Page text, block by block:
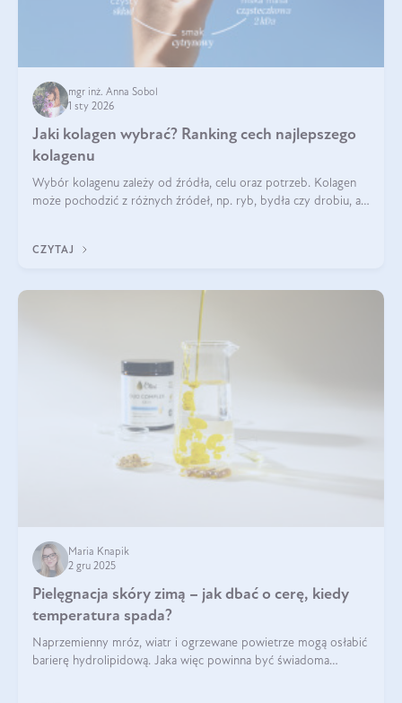
mgr inż. Anna Sobol
1 sty 2026
Jaki kolagen wybrać? Ranking cech najlepszego
kolagenu
Wybór kolagenu zależy od źródła, celu oraz potrzeb. Kolagen
może pochodzić z różnych źródeł, np. ryb, bydła czy drobiu, a
bydlęcy.
CZYTAJ
Maria Knapik
2 gru 2025
Pielęgnacja skóry zimą – jak dbać o cerę, kiedy
temperatura spada?
Naprzemienny mróz, wiatr i ogrzewane powietrze mogą osłabić
barierę hydrolipidową. Jaka więc powinna być świadoma